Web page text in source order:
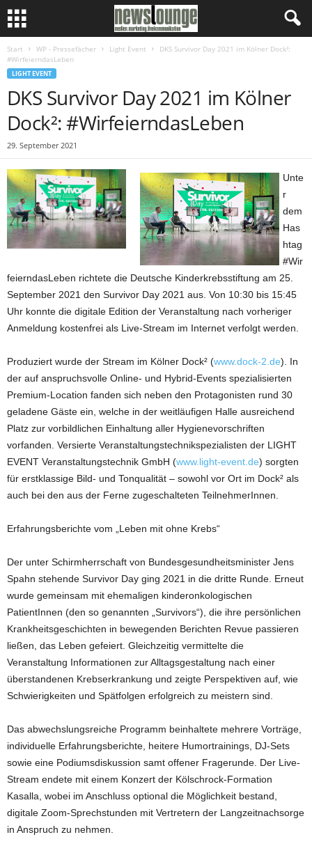
Start WP - Pressefächer Light Event
DKS Survivor Day 2021 im Kölner Dock²:
#WirfeierndasLeben
LIGHT EVENT
DKS Survivor Day 2021 im Kölner
Dock²: #WirfeierndasLeben
29. September 2021
Unte
r
dem
Has
htag
#Wir
feierndasLeben richtete die Deutsche Kinderkrebsstiftung am 25.
September 2021 den Survivor Day 2021 aus. Von 10:30 bis 15:45
Uhr konnte die digitale Edition der Veranstaltung nach vorheriger
Anmeldung kostenfrei als Live-Stream im Internet verfolgt werden.
Produziert wurde der Stream im Kölner Dock² (www.dock-2.de). In
der auf anspruchsvolle Online- und Hybrid-Events spezialisierten
Premium-Location fanden sich neben den Protagonisten rund 30
geladene Gäste ein, welche in der weitläufigen Halle ausreichend
Platz zur vorbildlichen Einhaltung aller Hygienevorschriften
vorfanden. Versierte Veranstaltungstechnikspezialisten der LIGHT
EVENT Veranstaltungstechnik GmbH (www.light-event.de) sorgten
für erstklassige Bild- und Tonqualität – sowohl vor Ort im Dock² als
auch bei den aus der Ferne zugeschalteten TeilnehmerInnen.
Erfahrungsberichte vom „Leben mit ohne Krebs“
Der unter Schirmherrschaft von Bundesgesundheitsminister Jens
Spahn stehende Survivor Day ging 2021 in die dritte Runde. Erneut
wurde gemeinsam mit ehemaligen kinderonkologischen
PatientInnen (den so genannten „Survivors“), die ihre persönlichen
Krankheitsgeschichten in bewegenden Berichten Revue passieren
ließen, das Leben gefeiert. Gleichzeitig vermittelte die
Veranstaltung Informationen zur Alltagsgestaltung nach einer
überstandenen Krebserkrankung und zeigte Perspektiven auf, wie
Schwierigkeiten und Spätfolgen erfolgreich zu meistern sind.
Das abwechslungsreiche Programm beinhaltete mehrere Vorträge,
individuelle Erfahrungsberichte, heitere Humortrainings, DJ-Sets
sowie eine Podiumsdiskussion samt offener Fragerunde. Der Live-
Stream endete mit einem Konzert der Kölschrock-Formation
Kasalla, wobei im Anschluss optional die Möglichkeit bestand,
digitale Zoom-Sprechstunden mit Vertretern der Langzeitnachsorge
in Anspruch zu nehmen.